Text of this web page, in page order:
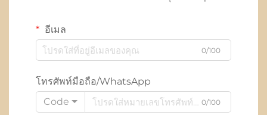
อีเมล
0/100
โทรศัพท์มือถือ/WhatsApp
Code
0/100